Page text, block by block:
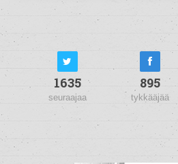
1635
seuraajaa
895
tykkääjää